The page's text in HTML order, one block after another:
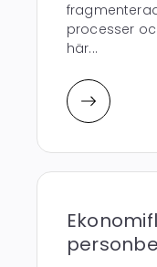
processer
här...